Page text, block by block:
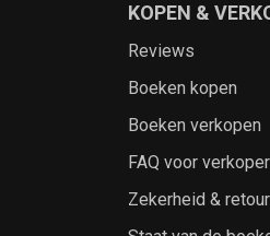
KOPEN &
Reviews
Boeken kopen
Boeken verkopen
FAQ voor
Zekerheid & retour